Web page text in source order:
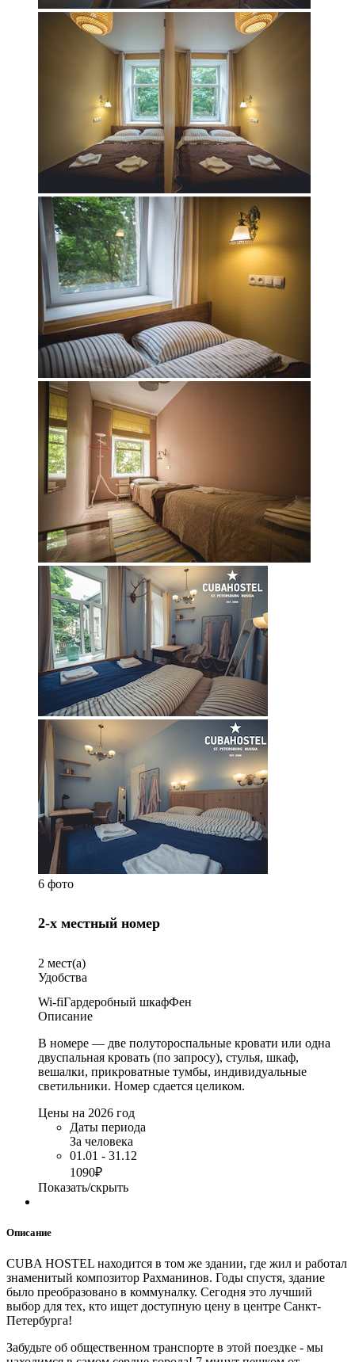
6 фото
2-х местный номер
2 мест(а)
Удобства
Wi-fiГардеробный шкафФен
Описание
В номере — две полутороспальные кровати или одна
двуспальная кровать (по запросу), стулья, шкаф,
вешалки, прикроватные тумбы, индивидуальные
светильники. Номер сдается целиком.
Цены на 2026 год
Даты периода
За человека
01.01 - 31.12
1090₽
Показать/скрыть
Описание
CUBA HOSTEL находится в том же здании, где жил и работал
знаменитый композитор Рахманинов. Годы спустя, здание
было преобразовано в коммуналку. Сегодня это лучший
выбор для тех, кто ищет доступную цену в центре Санкт-
Петербурга!
Забудьте об общественном транспорте в этой поездке - мы